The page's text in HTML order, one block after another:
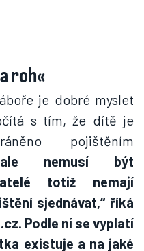
roh«
je dobré myslet
s tím, že dítě je
pojištěním
nemusí být
totiž nemají
sjednávat,“ říká
Podle ní se vyplatí
existuje a na jaké